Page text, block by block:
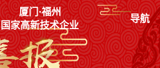
厦门·福州
国家高新技术企业
导航